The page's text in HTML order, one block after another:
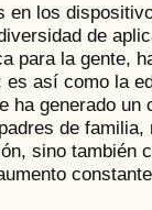
en los
de
para la gente,
así como la
ha generado
de familia,
sino también